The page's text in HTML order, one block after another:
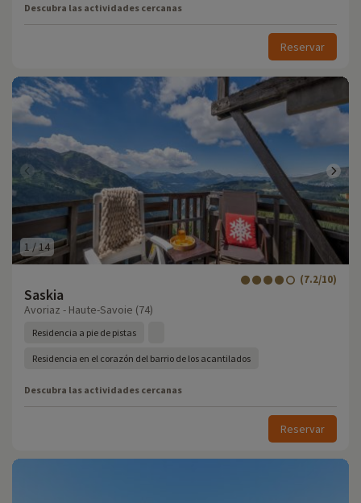
Descubra las actividades cercanas
Reservar
1 /14
Saskia
(7.2/10)
Avoriaz - Haute-Savoie (74)
Residencia a pie de pistas
Residencia en el corazón del barrio de los acantilados
Descubra las actividades cercanas
Reservar